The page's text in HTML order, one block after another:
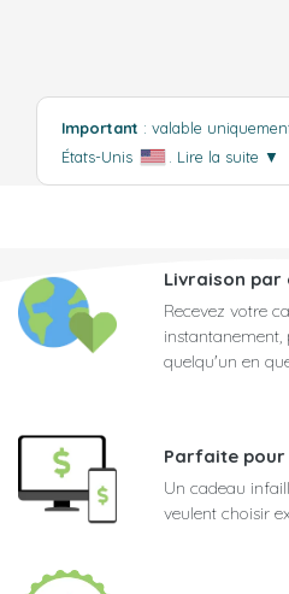
Important : valable
États-Unis
Lire la suite ▼
Livraison par
Recevez votre
quelqu'un en
Parfaite pour
Un cadeau
veulent choisir